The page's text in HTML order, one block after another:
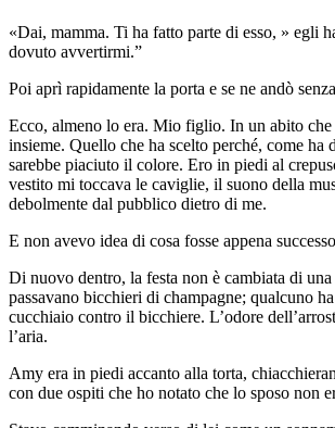
«Dai, mamma. Ti ha fatto parte di esso, » egli
dovuto avvertirmi.”
Poi aprì rapidamente la porta e se ne andò
Ecco, almeno lo era. Mio figlio. In un abito che
insieme. Quello che ha scelto perché, come ha
sarebbe piaciuto il colore. Ero in piedi al
vestito mi toccava le caviglie, il suono della
debolmente dal pubblico dietro di me.
E non avevo idea di cosa fosse appena
Di nuovo dentro, la festa non è cambiata di
passavano bicchieri di champagne; qualcuno
cucchiaio contro il bicchiere. L’odore
l’aria.
Amy era in piedi accanto alla torta,
con due ospiti che ho notato che lo sposo non